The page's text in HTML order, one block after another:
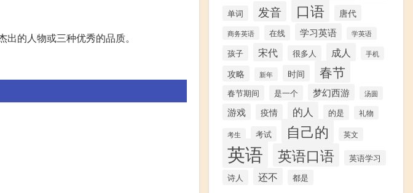
的人物或三种优秀的品质。
单词
发音 口语 唐代
商务英语 在线 学习英语 学英语
孩子 宋代 很多人 成人 手机
攻略 新年 时间 春节
春节期间 是一个 梦幻西游 汤圆
游戏 疫情 的人 的是 礼物
考生 考试 自己的 英文
英语 英语口语
英语学习
诗人
还不 都是